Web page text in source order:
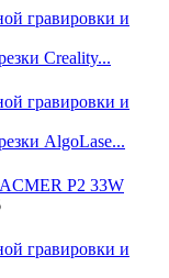
Creality...
AlgoLase...